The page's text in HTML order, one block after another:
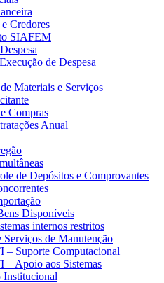
Credores
SIAFEM
de Despesa
Materiais e Serviços
Compras
Anual
de Depósitos e Comprovantes
Disponíveis
internos restritos
Serviços de Manutenção
– Suporte Computacional
– Apoio aos Sistemas
Institucional